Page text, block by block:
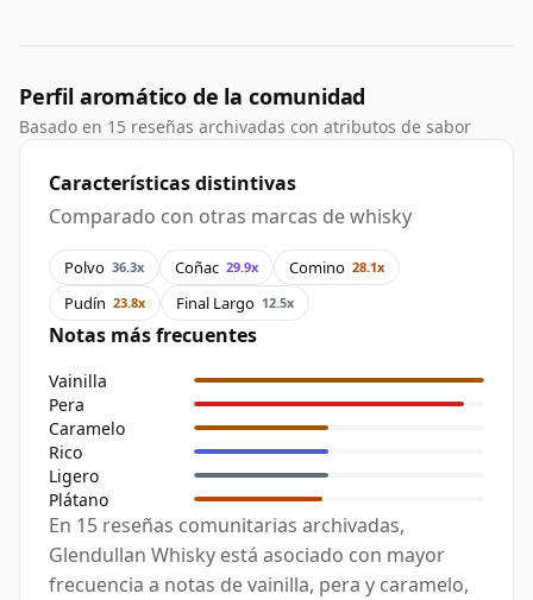
Perfil aromático de la comunidad
Basado en 15 reseñas archivadas con atributos de sabor
Características distintivas
Comparado con otras marcas de whisky
Polvo 36.3x Coñac 29.9x Comino 28.1x
Pudín 23.8x Final Largo 12.5x
Notas más frecuentes
Vainilla
Pera
Caramelo
Rico
Ligero
Plátano
En 15 reseñas comunitarias archivadas,
Glendullan Whisky está asociado con mayor
frecuencia a notas de vainilla, pera y caramelo,